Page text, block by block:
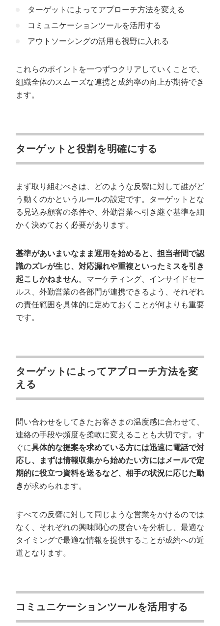
ターゲットによってアプローチ方法を変える
コミュニケーションツールを活用する
アウトソーシングの活用も視野に入れる
これらのポイントを一つずつクリアしていくことで、
組織全体のスムーズな連携と成約率の向上が期待でき
ます。
ターゲットと役割を明確にする
まず取り組むべきは、どのような反響に対して誰がど
う動くのかというルールの設定です。ターゲットとな
る見込み顧客の条件や、外勤営業へ引き継ぐ基準を細
かく決めておく必要があります。
基準があいまいなまま運用を始めると、担当者間で認
識のズレが生じ、対応漏れや重複といったミスを引き
起こしかねません。マーケティング、インサイドセー
ルス、外勤営業の各部門が連携できるよう、それぞれ
の責任範囲を具体的に定めておくことが何よりも重要
です。
ターゲットによってアプローチ方法を変
える
問い合わせをしてきたお客さまの温度感に合わせて、
連絡の手段や頻度を柔軟に変えることも大切です。す
ぐに具体的な提案を求めている方には迅速に電話で対
応し、まずは情報収集から始めたい方にはメールで定
期的に役立つ資料を送るなど、相手の状況に応じた動
きが求められます。
すべての反響に対して同じような営業をかけるのでは
なく、それぞれの興味関心の度合いを分析し、最適な
タイミングで最適な情報を提供することが成約への近
道となります。
コミュニケーションツールを活用する